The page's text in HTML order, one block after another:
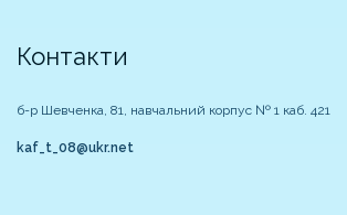
Контакти
б-р Шевченка, 81, навчальний корпус № 1 каб. 421
kaf_t_08@ukr.net